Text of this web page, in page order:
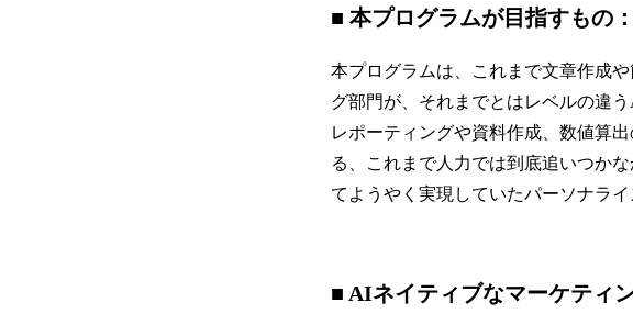
■ 本プログラムが目指すもの
本プログラムは、これまで文章作成
グ部門が、それまでとはレベルの違
レポーティングや資料作成、数値算
る、これまで人力では到底追いつか
てようやく実現していたパーソナラ
■ AIネイティブなマーケティ